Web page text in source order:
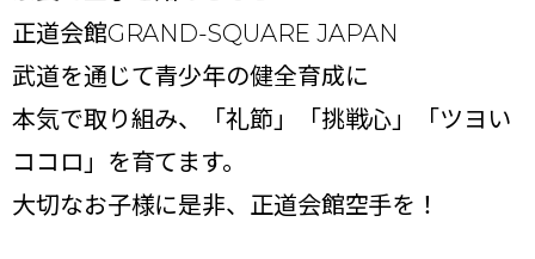
正道会館GRAND-SQUARE JAPAN
武道を通じて青少年の健全育成に
本気で取り組み、「礼節」「挑戦心」「ツヨい
ココロ」を育てます。
大切なお子様に是非、正道会館空手を！